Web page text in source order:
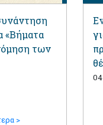
«Βήματα
των
>